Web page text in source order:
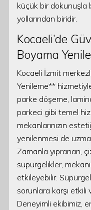
küçük bir dokunuşla
yollarından biridir.
Kocaeli’de
Boyama
Kocaeli İzmit
Yenileme**
parke döşeme,
parkeci gibi temel
mekanlarınızın
yenilenmesi de
Zamanla yıpranan,
süpürgelikler,
etkileyebilir.
sorunlara karşı
Deneyimli ekibimiz,